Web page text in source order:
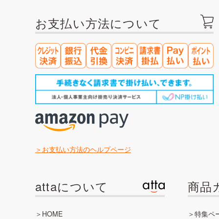
お支払い方法について
お支払い方法のヘルプページ
attaについて
HOME
商品
特集ペ